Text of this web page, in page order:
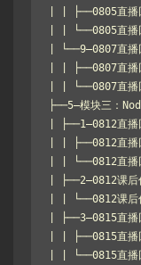
| | ├──0805直播
| | └──0805直播
| └──9–0807直
| | ├──0807直播
| | └──0807直
├──5–模块三：
| ├──1–0812直
| | ├──0812直播
| | └──0812直
| ├──2–0812课后
| | └──0812课
| ├──3–0815直
| | ├──0815直播
| | └──0815直